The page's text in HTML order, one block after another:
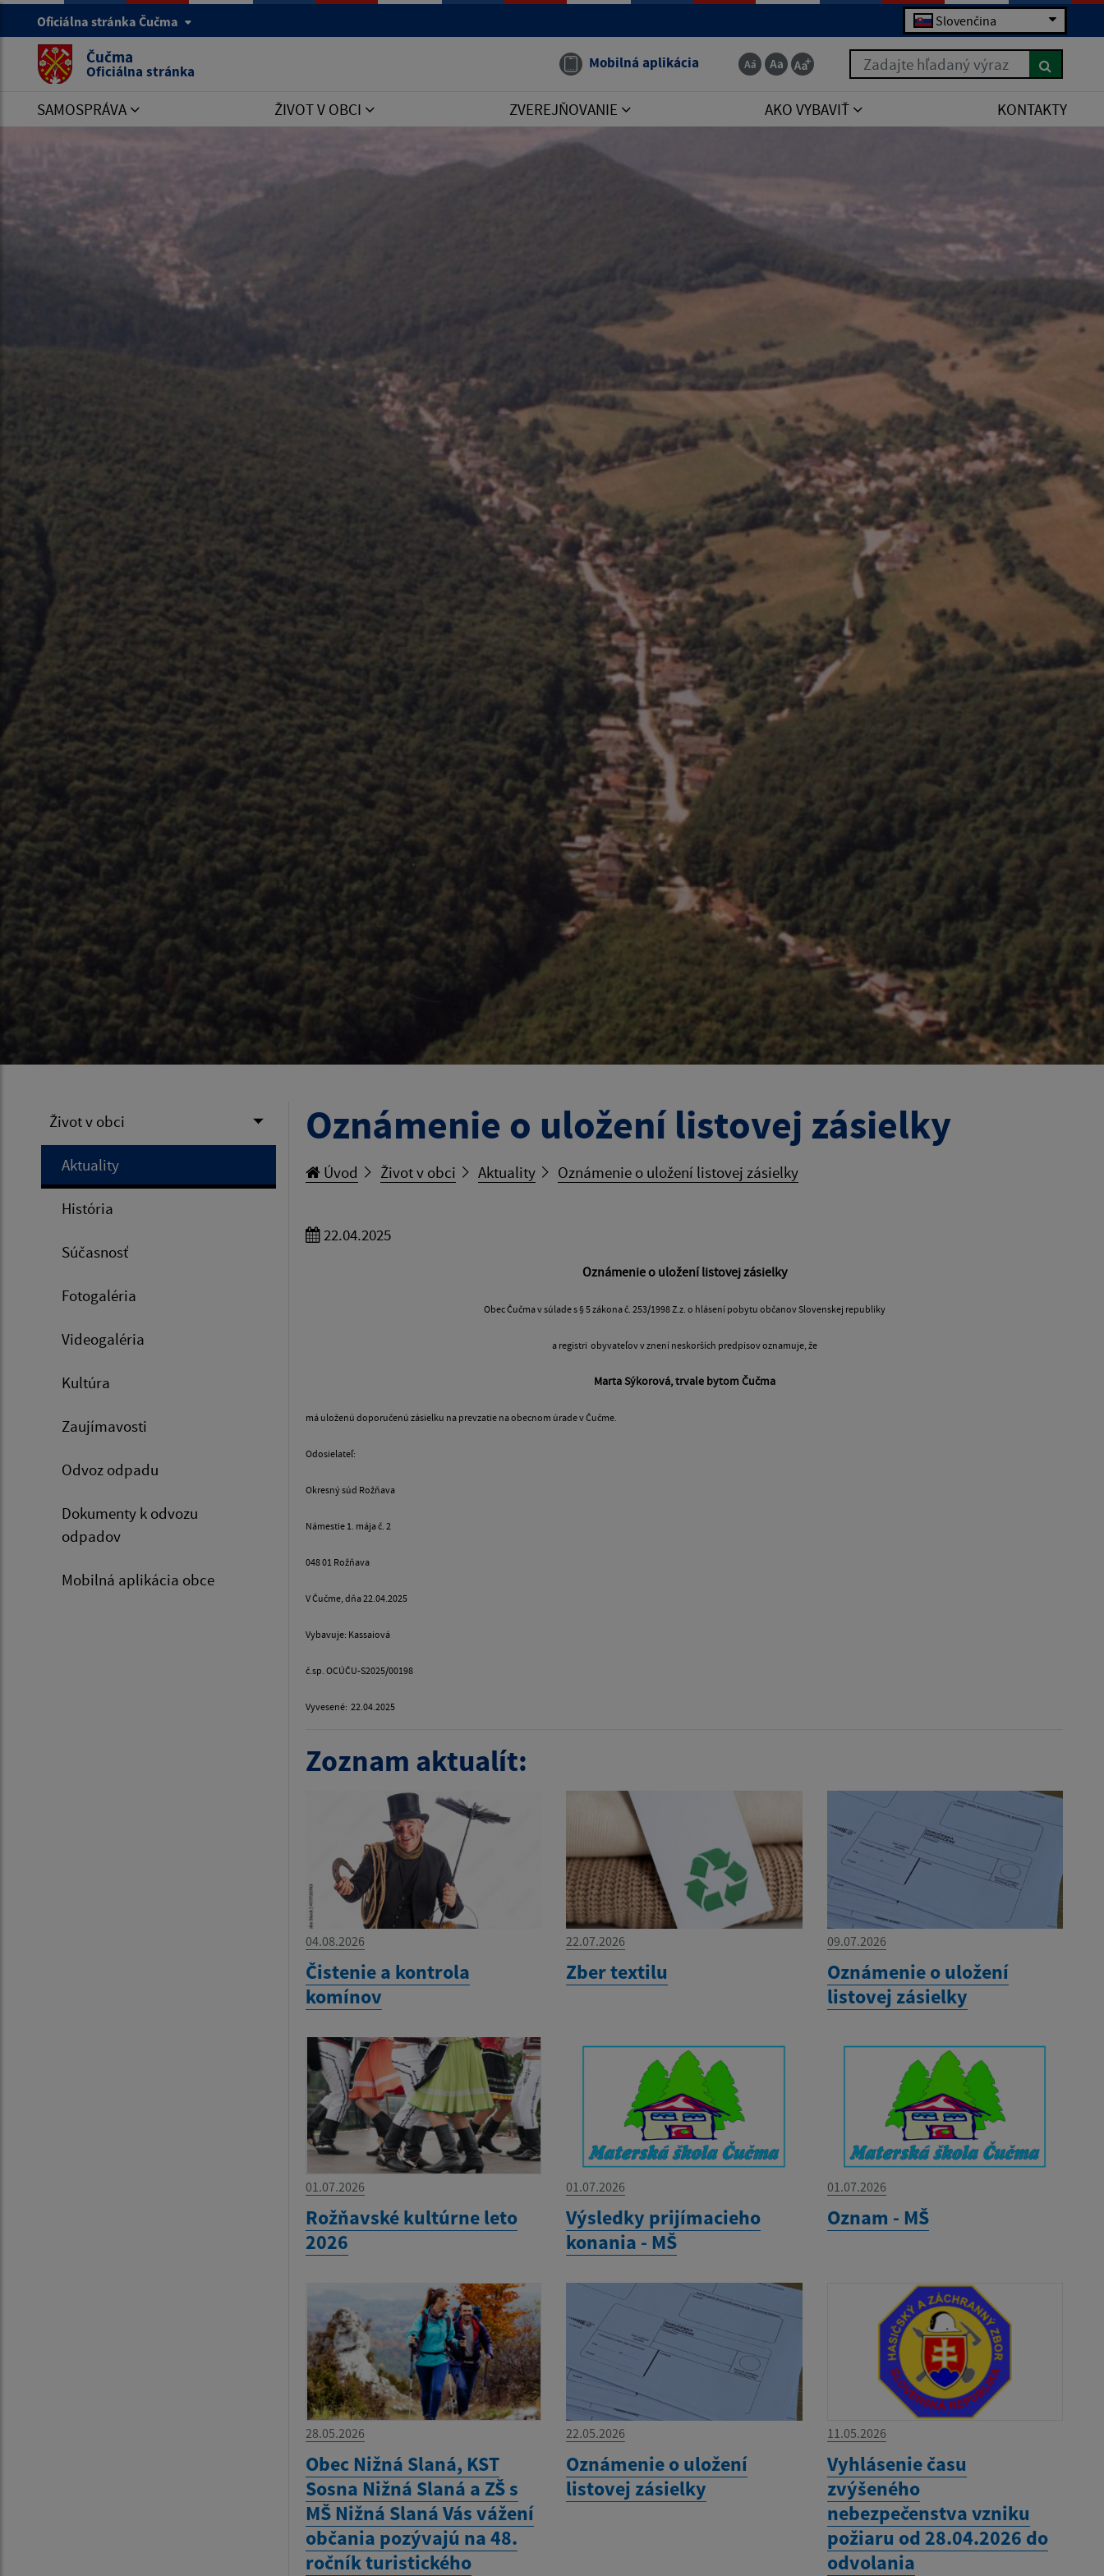
Oficiálna stránka Čučma Slovenčina
Čučma
Oficiálna stránka Mobilná aplikácia Zadajte hľadaný výraz
SAMOSPRÁVA ŽIVOT V OBCI ZVEREJŇOVANIE AKO VYBAVIŤ KONTAKTY
Život v obci
Aktuality
História
Súčasnosť
Fotogaléria
Videogaléria
Kultúra
Zaujímavosti
Odvoz odpadu
Dokumenty k odvozu
odpadov
Mobilná aplikácia obce
Oznámenie o uložení listovej zásielky
Úvod Život v obci Aktuality Oznámenie o uložení listovej zásielky
22.04.2025
Oznámenie o uložení listovej zásielky
Obec Čučma v súlade s § 5 zákona č. 253/1998 Z.z. o hlásení pobytu občanov Slovenskej republiky
a registri obyvateľov v znení neskorších predpisov oznamuje, že
Marta Sýkorová, trvale bytom Čučma
má uloženú doporučenú zásielku na prevzatie na obecnom úrade v Čučme.
Odosielateľ:
Okresný súd Rožňava
Námestie 1. mája č. 2
048 01 Rožňava
V Čučme, dňa 22.04.2025
Vybavuje: Kassaiová
č.sp. OCÚČU-S2025/00198
Vyvesené: 22.04.2025
Zoznam aktualít:
04.08.2026
Čistenie a kontrola
komínov
22.07.2026
Zber textilu
09.07.2026
Oznámenie o uložení
listovej zásielky
01.07.2026
Rožňavské kultúrne leto
2026
01.07.2026
Výsledky prijímacieho
konania - MŠ
01.07.2026
Oznam - MŠ
28.05.2026
Obec Nižná Slaná, KST
Sosna Nižná Slaná a ZŠ s
MŠ Nižná Slaná Vás vážení
občania pozývajú na 48.
ročník turistického
22.05.2026
Oznámenie o uložení
listovej zásielky
11.05.2026
Vyhlásenie času
zvýšeného
nebezpečenstva vzniku
požiaru od 28.04.2026 do
odvolania